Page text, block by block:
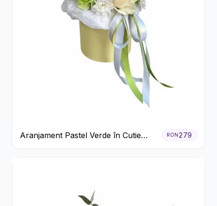
Aranjament Pastel Verde în Cutie
Galben Pal
RON279